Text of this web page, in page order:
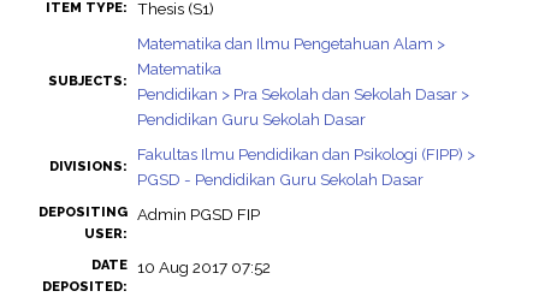
ITEM TYPE: Thesis (S1)
SUBJECTS:
Matematika dan Ilmu Pengetahuan Alam >
Matematika
Pendidikan > Pra Sekolah dan Sekolah Dasar >
Pendidikan Guru Sekolah Dasar
DIVISIONS:
Fakultas Ilmu Pendidikan dan Psikologi (FIPP) >
PGSD - Pendidikan Guru Sekolah Dasar
DEPOSITING
USER:
Admin PGSD FIP
DATE
DEPOSITED:
10 Aug 2017 07:52